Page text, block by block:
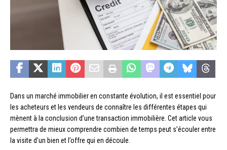
Dans un marché immobilier en constante évolution, il est essentiel pour
les acheteurs et les vendeurs de connaître les différentes étapes qui
mènent à la conclusion d’une transaction immobilière. Cet article vous
permettra de mieux comprendre combien de temps peut s’écouler entre
la visite d’un bien et l’offre qui en découle.